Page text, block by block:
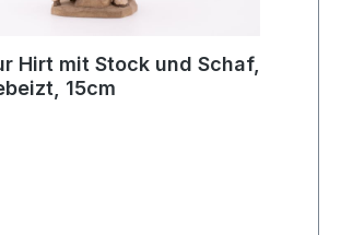
Hirt mit Stock und Schaf,
15cm